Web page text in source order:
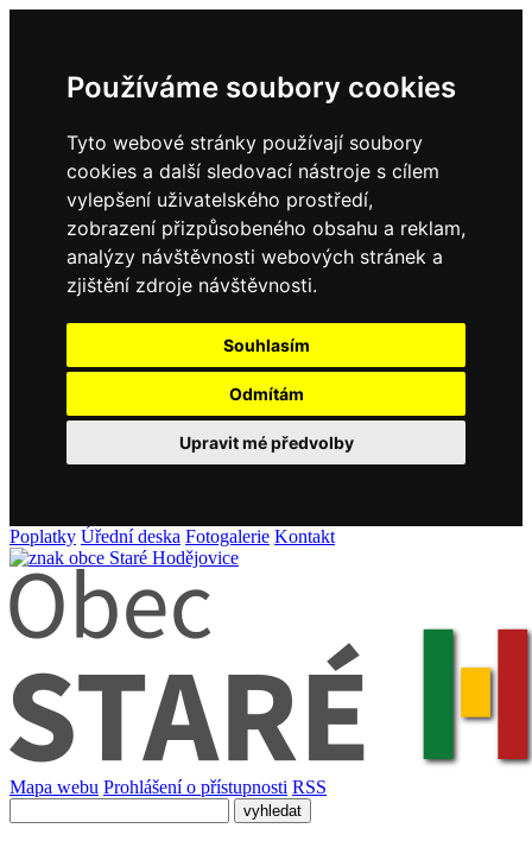
Používáme soubory cookies
Tyto webové stránky používají soubory
cookies a další sledovací nástroje s cílem
vylepšení uživatelského prostředí,
zobrazení přizpůsobeného obsahu a reklam,
analýzy návštěvnosti webových stránek a
zjištění zdroje návštěvnosti.
Souhlasím
Odmítám
Upravit mé předvolby
Poplatky Úřední deska Fotogalerie Kontakt
Mapa webu Prohlášení o přístupnosti RSS